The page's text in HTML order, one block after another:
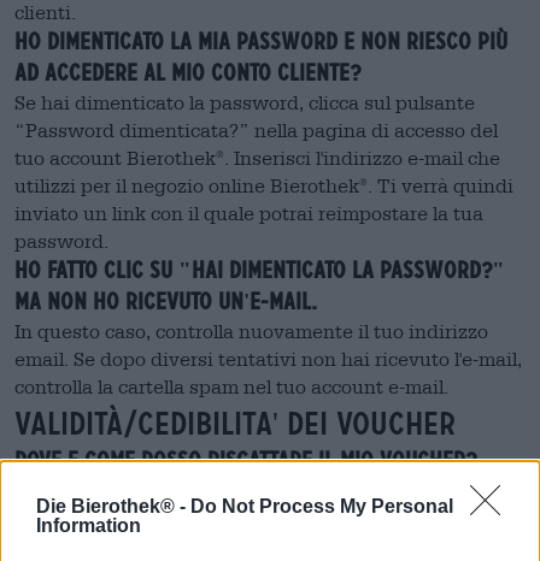
Die Bierothek® - Do Not Process My Personal
Information
clienti.
Ho dimenticato la mia password e non riesco più
ad accedere al mio conto cliente?
Se hai dimenticato la password, clicca sul pulsante
“Password dimenticata?” nella pagina di accesso del
tuo account Bierothek®
. Inserisci l'indirizzo e-mail che
utilizzi per il negozio online Bierothek®
. Ti verrà quindi
inviato un link con il quale potrai reimpostare la tua
password.
Ho fatto clic su "Hai dimenticato la password?"
ma non ho ricevuto un'e-mail.
In questo caso, controlla nuovamente il tuo indirizzo
email. Se dopo diversi tentativi non hai ricevuto l'e-mail,
controlla la cartella spam nel tuo account e-mail.
Validità/cedibilita' dei voucher
Dove e come posso riscattare il mio voucher?
Di norma i buoni possono essere riscattati nel negozio
online su bierothek.de. Per fare ciò, seleziona il pulsante